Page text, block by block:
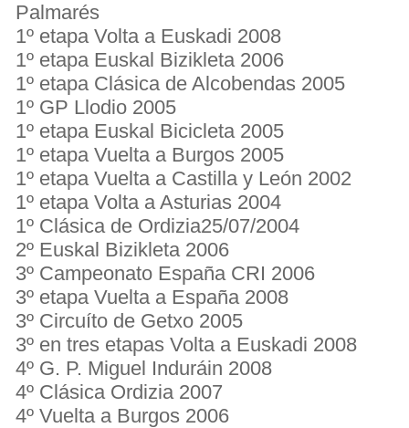
Palmarés
1º etapa Volta a Euskadi 2008
1º etapa Euskal Bizikleta 2006
1º etapa Clásica de Alcobendas 2005
1º GP Llodio 2005
1º etapa Euskal Bicicleta 2005
1º etapa Vuelta a Burgos 2005
1º etapa Vuelta a Castilla y León 2002
1º etapa Volta a Asturias 2004
1º Clásica de Ordizia25/07/2004
2º Euskal Bizikleta 2006
3º Campeonato España CRI 2006
3º etapa Vuelta a España 2008
3º Circuíto de Getxo 2005
3º en tres etapas Volta a Euskadi 2008
4º G. P. Miguel Induráin 2008
4º Clásica Ordizia 2007
4º Vuelta a Burgos 2006